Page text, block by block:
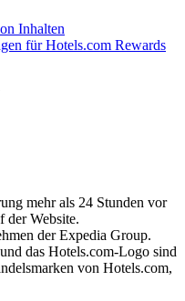
Inhalten
für Hotels.com Rewards
mehr als 24 Stunden vor
der Website.
der Expedia Group.
das Hotels.com-Logo sind
von Hotels.com,